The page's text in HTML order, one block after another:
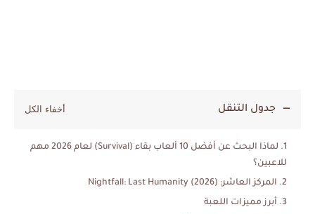
جدول التنقل
لماذا البحث عن أفضل 10 ألعاب بقاء (Survival) لعام 2026 مهم
للاعبين؟
المركز العاشر: Nightfall: Last Humanity (2026)
أبرز مميزات اللعبة